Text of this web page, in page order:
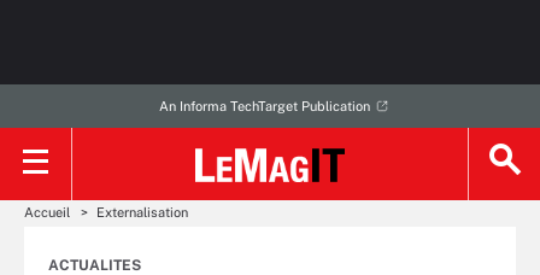
An Informa TechTarget Publication
Accueil Externalisation
ACTUALITES